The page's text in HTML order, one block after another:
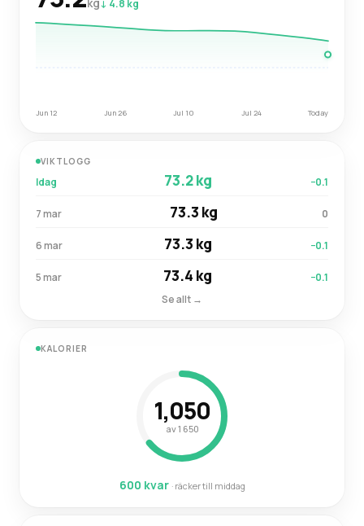
↓ 4.8 kg
Jun 12 Jun 26 Jul 10 Jul 24 Today
VIKTLOGG
Idag 73.2 kg −0.1
7 mar 73.3 kg 0
6 mar 73.3 kg −0.1
5 mar 73.4 kg
−0.1
Se allt →
KALORIER
1,050
av 1 650
600 kvar · räcker till middag